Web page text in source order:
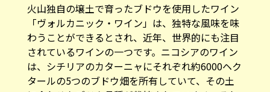
火山独自の壌土で育ったブドウを使用したワイン
「ヴォルカニック・ワイン」は、独特な風味を味
わうことができるとされ、近年、世界的にも注目
されているワインの一つです。ニコシアのワイン
は、シチリアのカターニャにそれぞれ約6000ヘク
タールの5つのブドウ畑を所有していて、その土